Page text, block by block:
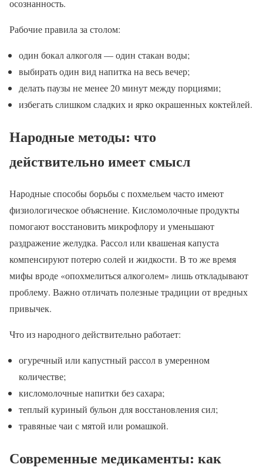
осознанность.
Рабочие правила за столом:
один бокал алкоголя — один стакан воды;
выбирать один вид напитка на весь вечер;
делать паузы не менее 20 минут между порциями;
избегать слишком сладких и ярко окрашенных коктейлей.
Народные методы: что
действительно имеет смысл
Народные способы борьбы с похмельем часто имеют
физиологическое объяснение. Кисломолочные продукты
помогают восстановить микрофлору и уменьшают
раздражение желудка. Рассол или квашеная капуста
компенсируют потерю солей и жидкости. В то же время
мифы вроде «опохмелиться алкоголем» лишь откладывают
проблему. Важно отличать полезные традиции от вредных
привычек.
Что из народного действительно работает:
огуречный или капустный рассол в умеренном
количестве;
кисломолочные напитки без сахара;
теплый куриный бульон для восстановления сил;
травяные чаи с мятой или ромашкой.
Современные медикаменты: как